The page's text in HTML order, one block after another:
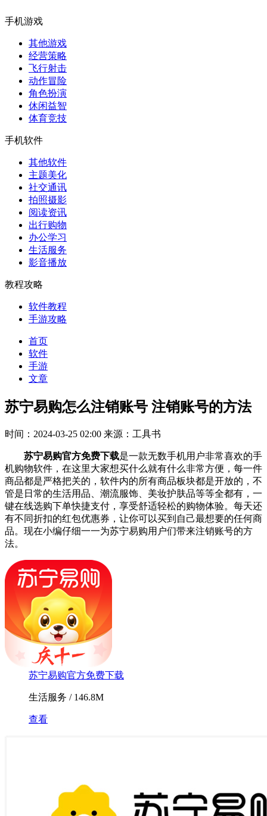
手机游戏
其他游戏
经营策略
飞行射击
动作冒险
角色扮演
休闲益智
体育竞技
手机软件
其他软件
主题美化
社交通讯
拍照摄影
阅读资讯
出行购物
办公学习
生活服务
影音播放
教程攻略
软件教程
手游攻略
首页
软件
手游
文章
苏宁易购怎么注销账号 注销账号的方法
时间：2024-03-25 02:00 来源：工具书
苏宁易购官方免费下载是一款无数手机用户非常喜欢的手
机购物软件，在这里大家想买什么就有什么非常方便，每一件
商品都是严格把关的，软件内的所有商品板块都是开放的，不
管是日常的生活用品、潮流服饰、美妆护肤品等等全都有，一
键在线选购下单快捷支付，享受舒适轻松的购物体验。每天还
有不同折扣的红包优惠券，让你可以买到自己最想要的任何商
品。现在小编仔细一一为苏宁易购用户们带来注销账号的方
法。
苏宁易购官方免费下载
生活服务 / 146.8M
查看